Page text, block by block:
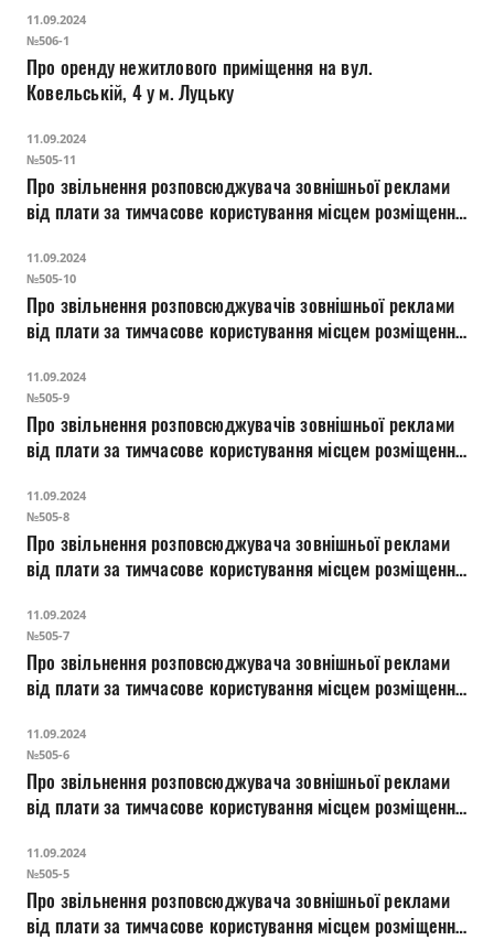
11.09.2024
№506-1
Про оренду нежитлового приміщення на вул.
Ковельській, 4 у м. Луцьку
11.09.2024
№505-11
Про звільнення розповсюджувача зовнішньої реклами
від плати за тимчасове користування місцем розміщення
інформації щодо підтримки військових і їхніх родин
«Разом з тобою в найтяжчі часи»
11.09.2024
№505-10
Про звільнення розповсюджувачів зовнішньої реклами
від плати за тимчасове користування місцем розміщення
інформації Національної гвардії України «Зроби свій
вибір»
11.09.2024
№505-9
Про звільнення розповсюджувачів зовнішньої реклами
від плати за тимчасове користування місцем розміщення
рекрутингової кампанії 100-ї окремої бригади Збройних
Сил України «СТАЛЕВА СОТКА – ХОРОБРИМ БОГ
ДОПОМАГАЄ»
11.09.2024
№505-8
Про звільнення розповсюджувача зовнішньої реклами
від плати за тимчасове користування місцем розміщення
агітаційної кампанії щодо проходження військової
служби у Десантно-штурмових військах Збройних Сил
України
11.09.2024
№505-7
Про звільнення розповсюджувача зовнішньої реклами
від плати за тимчасове користування місцем розміщення
рекрутингової кампанії «Запрошуємо до лав
Волинського підрозділу Національної гвардії України»
11.09.2024
№505-6
Про звільнення розповсюджувача зовнішньої реклами
від плати за тимчасове користування місцем розміщення
мобілізаційної кампанії 13-ї бригади Національної
гвардії України «Хартія»
11.09.2024
№505-5
Про звільнення розповсюджувача зовнішньої реклами
від плати за тимчасове користування місцем розміщення